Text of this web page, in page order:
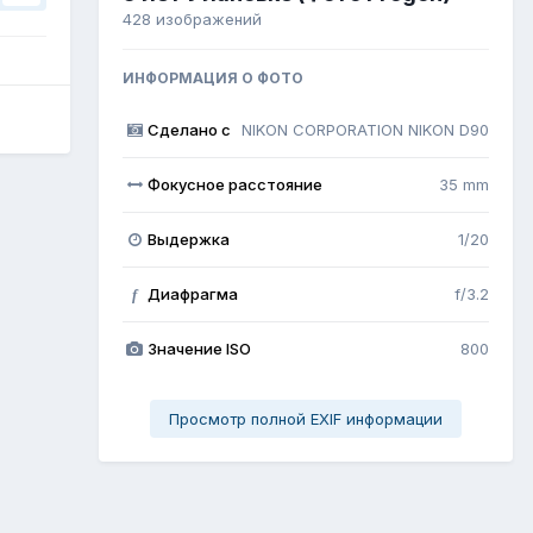
428 изображений
ИНФОРМАЦИЯ О ФОТО
Сделано с NIKON CORPORATION NIKON D90
Фокусное расстояние 35 mm
Выдержка 1/20
f Диафрагма f/3.2
Значение ISO 800
Просмотр полной EXIF информации